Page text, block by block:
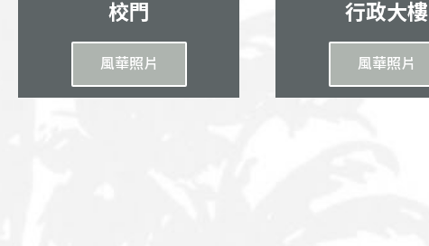
校門
風華照片
行政大樓
風華照片